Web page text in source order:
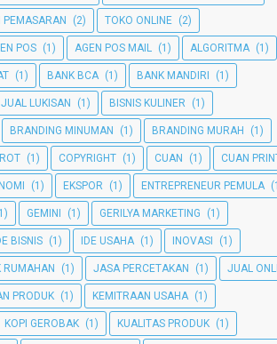
PEMASARAN (2) TOKO ONLINE (2)
POS (1) AGEN POS MAIL (1) ALGORITMA (1)
(1) BANK BCA (1) BANK MANDIRI (1)
LUKISAN (1) BISNIS KULINER (1)
BRANDING MINUMAN (1) BRANDING MURAH (1)
(1) COPYRIGHT (1) CUAN (1) CUAN
(1) EKSPOR (1) ENTREPRENEUR PEMULA
GEMINI (1) GERILYA MARKETING (1)
BISNIS (1) IDE USAHA (1) INOVASI (1)
(1) JASA PERCETAKAN (1) JUAL
PRODUK (1) KEMITRAAN USAHA (1)
KOPI GEROBAK (1) KUALITAS PRODUK (1)